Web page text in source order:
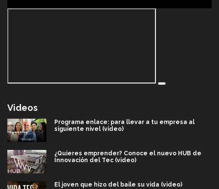
Videos
Programa enlace: para llevar a tu empresa al
siguiente nivel (video)
¿Quieres emprender? Conoce el nuevo HUB de
Innovación del Tec (video)
El joven que hizo del baile su vida (video)